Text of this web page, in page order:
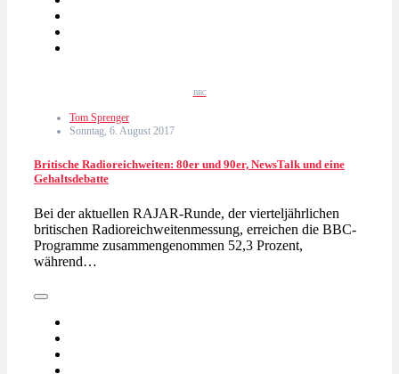
BBC
Tom Sprenger
Sonntag, 6. August 2017
Britische Radioreichweiten: 80er und 90er, NewsTalk und eine
Gehaltsdebatte
Bei der aktuellen RAJAR-Runde, der vierteljährlichen
britischen Radioreichweitenmessung, erreichen die BBC-
Programme zusammengenommen 52,3 Prozent,
während…